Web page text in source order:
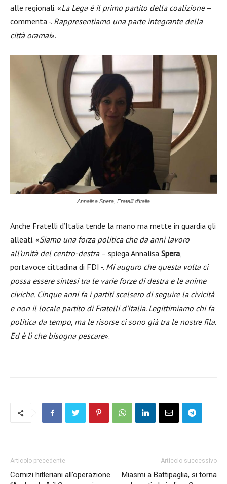
alle regionali. «La Lega è il primo partito della coalizione–
commenta -. Rappresentiamo una parte integrante della
città oramai».
Annalisa Spera, Fratelli d’Italia
Anche Fratelli d’Italia tende la mano ma mette in guardia gli
alleati. «Siamo una forza politica che da anni lavoro
all’unità del centro-destra– spiega Annalisa Spera,
portavoce cittadina di FDI -. Mi auguro che questa volta ci
possa essere sintesi tra le varie forze di destra e le anime
civiche. Cinque anni fa i partiti scelsero di seguire la civicità
e non il locale partito di Fratelli d’Italia. Legittimiamo chi fa
politica da tempo, ma le risorse ci sono già tra le nostre fila.
Ed è lì che bisogna pescare».
Articolo precedente
Comizi hitleriani all’operazione
Articolo successivo
Miasmi a Battipaglia, si torna